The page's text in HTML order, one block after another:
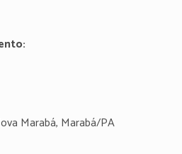
Marabá, Marabá/PA